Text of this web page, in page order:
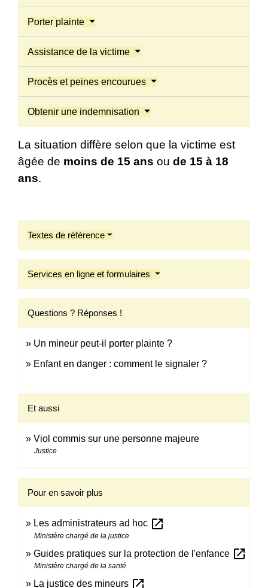
Porter plainte
Assistance de la victime
Procès et peines encourues
Obtenir une indemnisation
La situation diffère selon que la victime est
âgée de moins de 15 ans ou de 15 à 18
ans.
Textes de référence
Services en ligne et formulaires
Questions ? Réponses !
Un mineur peut-il porter plainte ?
Enfant en danger : comment le signaler ?
Et aussi
Viol commis sur une personne majeure
Justice
Pour en savoir plus
Les administrateurs ad hoc open_in_new
Ministère chargé de la justice
Guides pratiques sur la protection de l'enfance open_in_new
Ministère chargé de la santé
La justice des mineurs open_in_new